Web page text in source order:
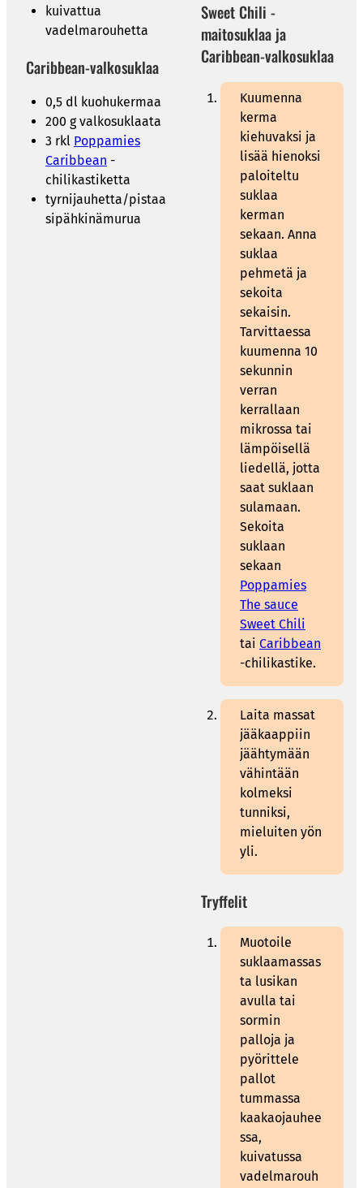
kuivattua
vadelmarouhetta
Caribbean-valkosuklaa
0,5 dl kuohukermaa
200 g valkosuklaata
3 rkl Poppamies
Caribbean -
chilikastiketta
tyrnijauhetta/pistaa
sipähkinämurua
Sweet Chili -
maitosuklaa ja
Caribbean-valkosuklaa
Kuumenna
kerma
kiehuvaksi ja
lisää hienoksi
paloiteltu
suklaa
kerman
sekaan. Anna
suklaa
pehmetä ja
sekoita
sekaisin.
Tarvittaessa
kuumenna 10
sekunnin
verran
kerrallaan
mikrossa tai
lämpöisellä
liedellä, jotta
saat suklaan
sulamaan.
Sekoita
suklaan
sekaan
Poppamies
The sauce
Sweet Chili
tai Caribbean
-chilikastike.
Laita massat
jääkaappiin
jäähtymään
vähintään
kolmeksi
tunniksi,
mieluiten yön
yli.
Tryffelit
Muotoile
suklaamassas
ta lusikan
avulla tai
sormin
palloja ja
pyörittele
pallot
tummassa
kaakaojauhee
ssa,
kuivatussa
vadelmarouh